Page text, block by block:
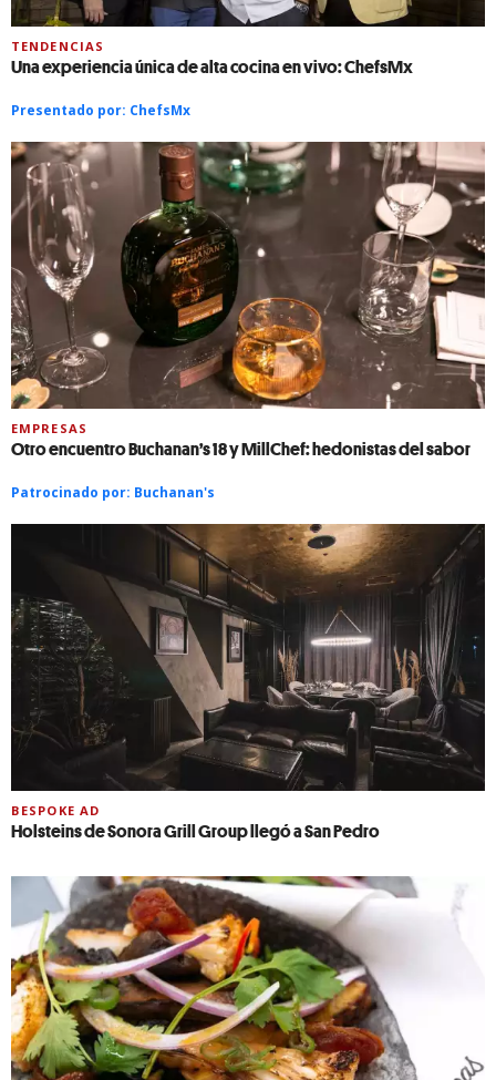
TENDENCIAS
Una experiencia única de alta cocina en vivo: ChefsMx
Presentado por: ChefsMx
EMPRESAS
Otro encuentro Buchanan’s 18 y MillChef: hedonistas del sabor
Patrocinado por: Buchanan's
BESPOKE AD
Holsteins de Sonora Grill Group llegó a San Pedro